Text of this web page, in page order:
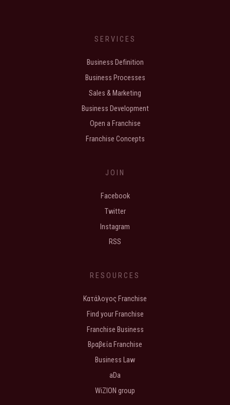
SERVICES
Business Definition
Business Processes
Sales & Marketing
Business Development
Open a Franchise
Franchise Concepts
JOIN
Facebook
Twitter
Instagram
RSS
RESOURCES
Κατάλογος Franchise
Find your Franchise
Franchise Business
Βραβεία Franchise
Business Law
aDa
WiZION group